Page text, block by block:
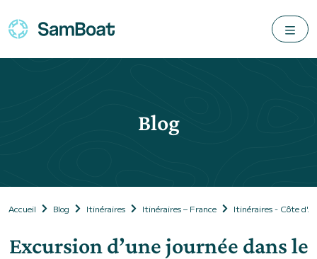
Blog
Accueil Blog Itinéraires Itinéraires – France Itinéraires - Côte
Excursion d’une journée dans le